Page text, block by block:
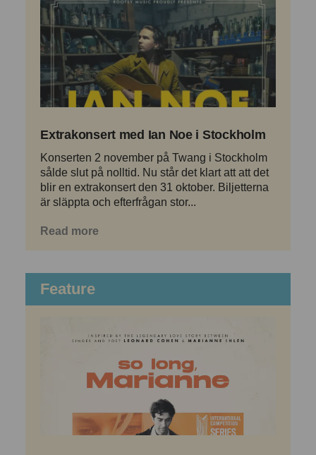
Extrakonsert med Ian Noe i Stockholm
Konserten 2 november på Twang i Stockholm
sålde slut på nolltid. Nu står det klart att att det
blir en extrakonsert den 31 oktober. Biljetterna
är släppta och efterfrågan stor...
Read more
Feature